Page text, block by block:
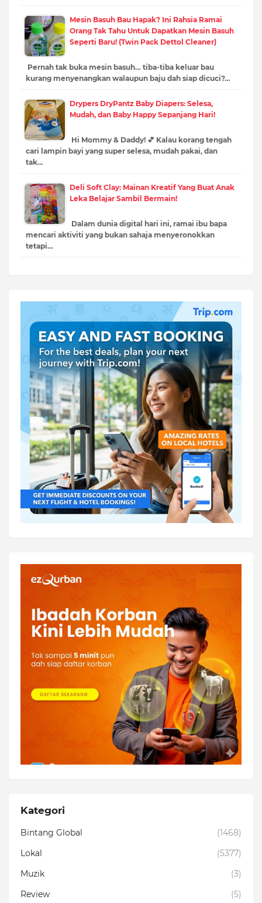
Mesin Basuh Bau Hapak? Ini Rahsia Ramai
Orang Tak Tahu Untuk Dapatkan Mesin Basuh
Seperti Baru! (Twin Pack Dettol Cleaner)
Pernah tak buka mesin basuh… tiba-tiba keluar bau
kurang menyenangkan walaupun baju dah siap dicuci?…
Drypers DryPantz Baby Diapers: Selesa,
Mudah, dan Baby Happy Sepanjang Hari!
Hi Mommy & Daddy! 💕 Kalau korang tengah
cari lampin bayi yang super selesa, mudah pakai, dan
tak…
Deli Soft Clay: Mainan Kreatif Yang Buat Anak
Leka Belajar Sambil Bermain!
Dalam dunia digital hari ini, ramai ibu bapa
mencari aktiviti yang bukan sahaja menyeronokkan
tetapi…
Kategori
Bintang Global
(1468)
Lokal
(5377)
Muzik
(3)
Review
(5)